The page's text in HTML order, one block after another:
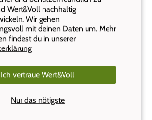
Wert&Voll nachhaltig
Wir gehen
mit deinen Daten um. Mehr
findest du in unserer
Ich vertraue Wert&Voll
Nur das nötigste
sehr empfehlen. Wir sind
der Lieferung und dem
Kundenservice sehr zu frieden.